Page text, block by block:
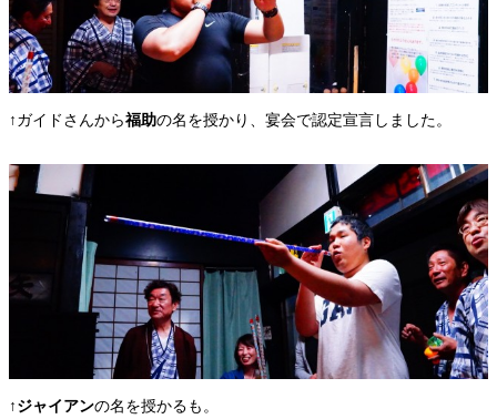
↑ガイドさんから福助の名を授かり、宴会で認定宣言しました。
↑ジャイアンの名を授かるも。